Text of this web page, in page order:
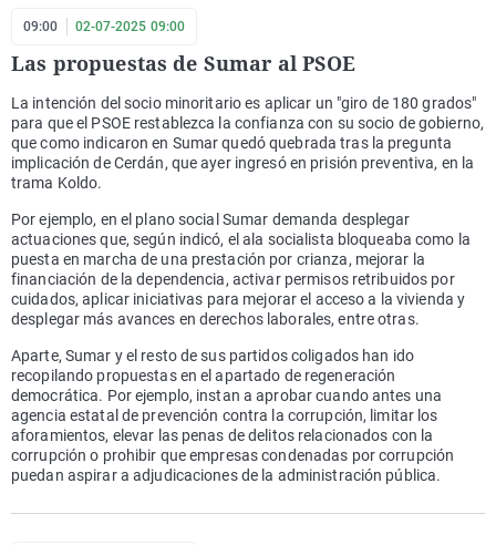
09:00 02-07-2025 09:00
Las propuestas de Sumar al PSOE
La intención del socio minoritario es aplicar un "giro de 180 grados"
para que el PSOE restablezca la confianza con su socio de gobierno,
que como indicaron en Sumar quedó quebrada tras la pregunta
implicación de Cerdán, que ayer ingresó en prisión preventiva, en la
trama Koldo.
Por ejemplo, en el plano social Sumar demanda desplegar
actuaciones que, según indicó, el ala socialista bloqueaba como la
puesta en marcha de una prestación por crianza, mejorar la
financiación de la dependencia, activar permisos retribuidos por
cuidados, aplicar iniciativas para mejorar el acceso a la vivienda y
desplegar más avances en derechos laborales, entre otras.
Aparte, Sumar y el resto de sus partidos coligados han ido
recopilando propuestas en el apartado de regeneración
democrática. Por ejemplo, instan a aprobar cuando antes una
agencia estatal de prevención contra la corrupción, limitar los
aforamientos, elevar las penas de delitos relacionados con la
corrupción o prohibir que empresas condenadas por corrupción
puedan aspirar a adjudicaciones de la administración pública.